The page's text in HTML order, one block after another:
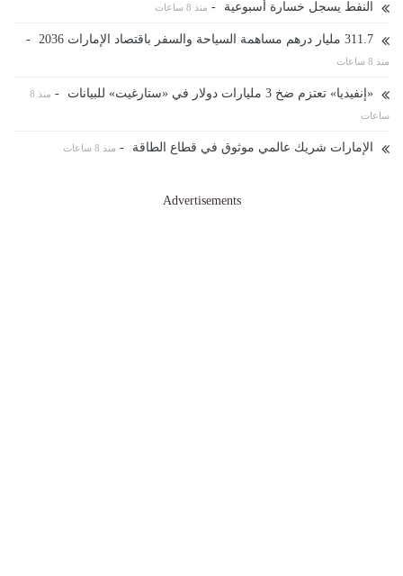
النفط يسجل خسارة أسبوعية - منذ 8 ساعات
-
منذ 8 ساعات
«إنفيديا» تعتزم ضخ 3 مليارات دولار في «ستارغيت» للبيانات -
منذ 8
ساعات
الإمارات شريك عالمي موثوق في قطاع الطاقة - منذ 8 ساعات
Advertisements